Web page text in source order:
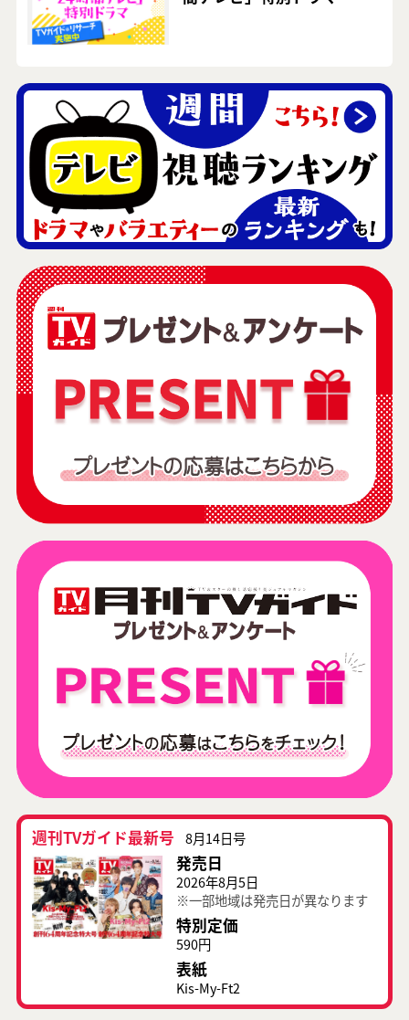
週刊TVガイド最新号 8月14日号
発売日
2026年8月5日
※一部地域は発売日が異なります
特別定価
590円
表紙
Kis-My-Ft2